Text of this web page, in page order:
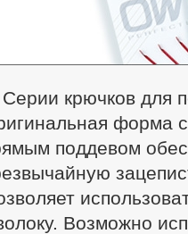
Серии крючков для
форма
поддевом
Возможно